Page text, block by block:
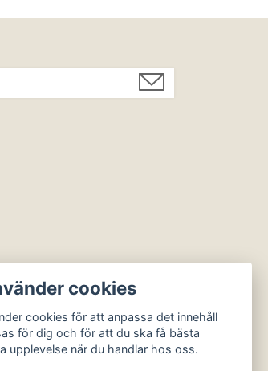
cookies
cookies för att anpassa det innehåll
för dig och för att du ska få bästa
upplevelse när du handlar hos oss.